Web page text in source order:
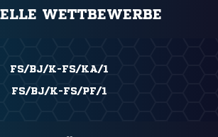
WETTBEWERBE
FS/BJ/K-FS/KA/1
FS/BJ/K-FS/PF/1